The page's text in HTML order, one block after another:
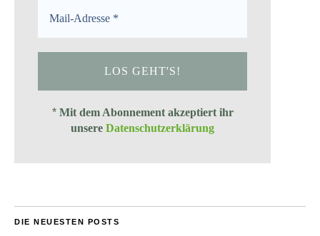
* Mit dem Abonnement akzeptiert ihr
unsereDatenschutzerklärung
DIE NEUESTEN POSTS